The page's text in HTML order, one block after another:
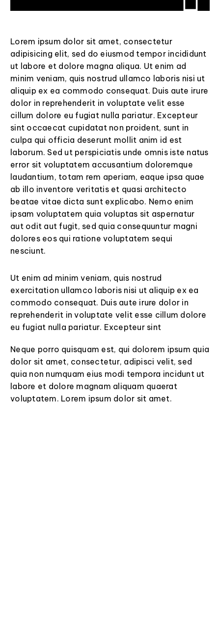
Lorem ipsum dolor sit amet, consectetur
adipisicing elit, sed do eiusmod tempor incididunt
ut labore et dolore magna aliqua. Ut enim ad
minim veniam, quis nostrud ullamco laboris nisi ut
aliquip ex ea commodo consequat. Duis aute irure
dolor in reprehenderit in voluptate velit esse
cillum dolore eu fugiat nulla pariatur. Excepteur
sint occaecat cupidatat non proident, sunt in
culpa qui officia deserunt mollit anim id est
laborum. Sed ut perspiciatis unde omnis iste natus
error sit voluptatem accusantium doloremque
laudantium, totam rem aperiam, eaque ipsa quae
ab illo inventore veritatis et quasi architecto
beatae vitae dicta sunt explicabo. Nemo enim
ipsam voluptatem quia voluptas sit aspernatur
aut odit aut fugit, sed quia consequuntur magni
dolores eos qui ratione voluptatem sequi
nesciunt.
Ut enim ad minim veniam, quis nostrud
exercitation ullamco laboris nisi ut aliquip ex ea
commodo consequat. Duis aute irure dolor in
reprehenderit in voluptate velit esse cillum dolore
eu fugiat nulla pariatur. Excepteur sint
Neque porro quisquam est, qui dolorem ipsum quia
dolor sit amet, consectetur, adipisci velit, sed
quia non numquam eius modi tempora incidunt ut
labore et dolore magnam aliquam quaerat
voluptatem. Lorem ipsum dolor sit amet.